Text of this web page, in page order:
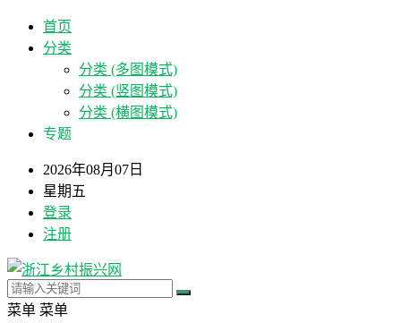
首页
分类
分类 (多图模式)
分类 (竖图模式)
分类 (横图模式)
专题
2026年08月07日
星期五
登录
注册
菜单 菜单